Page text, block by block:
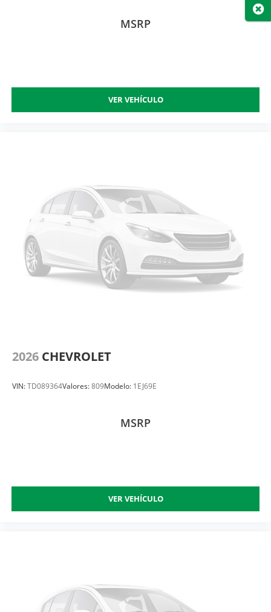
MSRP
VER VEHÍCULO
2026 CHEVROLET
VIN:TD089364Valores:809Modelo: 1EJ69E
MSRP
VER VEHÍCULO